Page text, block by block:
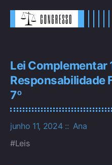
Lei Complementar
Responsabilidade
7º
junho 11, 2024
Ana
Leis